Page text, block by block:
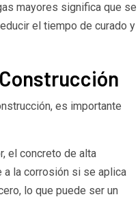
mayores significa que se
el tiempo de curado y
es importante
el concreto de alta
la corrosión si se aplica
lo que puede ser un